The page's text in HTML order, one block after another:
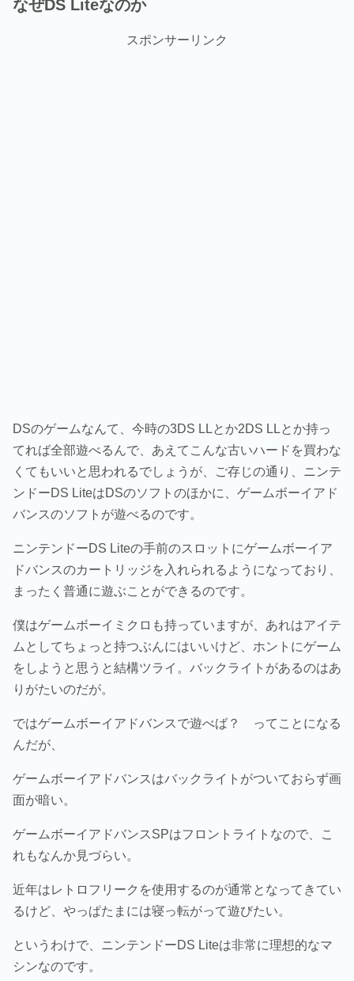
なぜDS Liteなのか
スポンサーリンク
DSのゲームなんて、今時の3DS LLとか2DS LLとか持っ
てれば全部遊べるんで、あえてこんな古いハードを買わな
くてもいいと思われるでしょうが、ご存じの通り、ニンテ
ンドーDS LiteはDSのソフトのほかに、ゲームボーイアド
バンスのソフトが遊べるのです。
ニンテンドーDS Liteの手前のスロットにゲームボーイア
ドバンスのカートリッジを入れられるようになっており、
まったく普通に遊ぶことができるのです。
僕はゲームボーイミクロも持っていますが、あれはアイテ
ムとしてちょっと持つぶんにはいいけど、ホントにゲーム
をしようと思うと結構ツライ。バックライトがあるのはあ
りがたいのだが。
ではゲームボーイアドバンスで遊べば？ ってことになる
んだが、
ゲームボーイアドバンスはバックライトがついておらず画
面が暗い。
ゲームボーイアドバンスSPはフロントライトなので、こ
れもなんか見づらい。
近年はレトロフリークを使用するのが通常となってきてい
るけど、やっぱたまには寝っ転がって遊びたい。
というわけで、ニンテンドーDS Liteは非常に理想的なマ
シンなのです。